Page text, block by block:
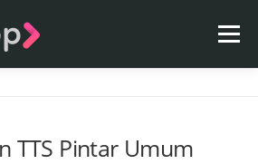
Menu
TTS Pintar Umum